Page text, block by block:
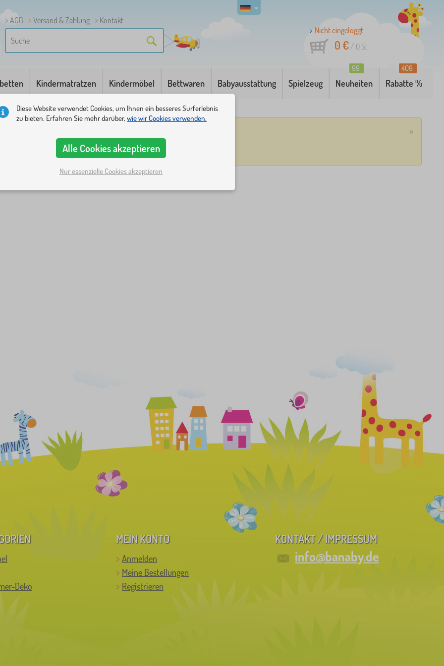
AGB Versand & Zahlung
Kontakt
Nicht eingeloggt
0 €/ 0 St
Kindermatratzen Kindermöbel Bettwaren Babyausstattung Spielzeug Neuheiten
99
Rabatte %
409
×
Deko
MEIN KONTO
Anmelden
Meine Bestellungen
Registrieren
KONTAKT / IMPRESSUM
info@banaby.de
Diese Website verwendet Cookies, um Ihnen ein besseres Surferlebnis
zu bieten. Erfahren Sie mehr darüber, wie wir Cookies verwenden.
Alle Cookies akzeptieren
Nur essenzielle Cookies akzeptieren